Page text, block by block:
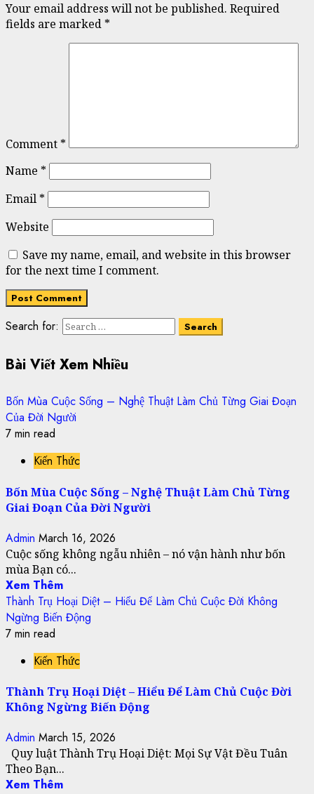
Your email address will not be published. Required
fields are marked *
Comment *
Name *
Email *
Website
Save my name, email, and website in this browser
for the next time I comment.
Search for:
Bài Viết Xem Nhiều
Bốn Mùa Cuộc Sống – Nghệ Thuật Làm Chủ Từng Giai Đoạn
Của Đời Người
7 min read
Kiến Thức
Bốn Mùa Cuộc Sống – Nghệ Thuật Làm Chủ Từng
Giai Đoạn Của Đời Người
Admin March 16, 2026
Cuộc sống không ngẫu nhiên – nó vận hành như bốn
mùa Bạn có...
Xem Thêm
Thành Trụ Hoại Diệt – Hiểu Để Làm Chủ Cuộc Đời Không
Ngừng Biến Động
7 min read
Kiến Thức
Thành Trụ Hoại Diệt – Hiểu Để Làm Chủ Cuộc Đời
Không Ngừng Biến Động
Admin March 15, 2026
Quy luật Thành Trụ Hoại Diệt: Mọi Sự Vật Đều Tuân
Theo Bạn...
Xem Thêm